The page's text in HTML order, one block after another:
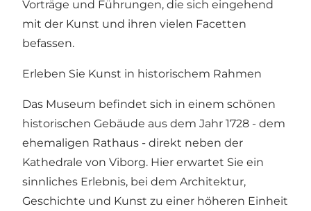
Vorträge und Führungen, die sich eingehend
mit der Kunst und ihren vielen Facetten
befassen.
Erleben Sie Kunst in historischem Rahmen
Das Museum befindet sich in einem schönen
historischen Gebäude aus dem Jahr 1728 - dem
ehemaligen Rathaus - direkt neben der
Kathedrale von Viborg. Hier erwartet Sie ein
sinnliches Erlebnis, bei dem Architektur,
Geschichte und Kunst zu einer höheren Einheit